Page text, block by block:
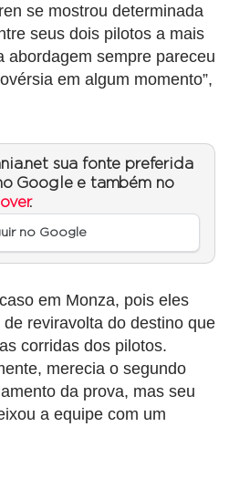
se mostrou determinada
seus dois pilotos a mais
abordagem sempre pareceu
em algum momento”,
sua fonte preferida
Google e também no
.
no Google
em Monza, pois eles
reviravolta do destino que
corridas dos pilotos.
merecia o segundo
da prova, mas seu
a equipe com um